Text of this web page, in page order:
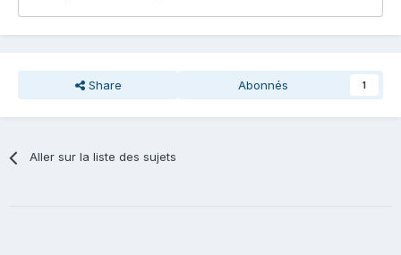
Share Abonnés 1
Aller sur la liste des sujets